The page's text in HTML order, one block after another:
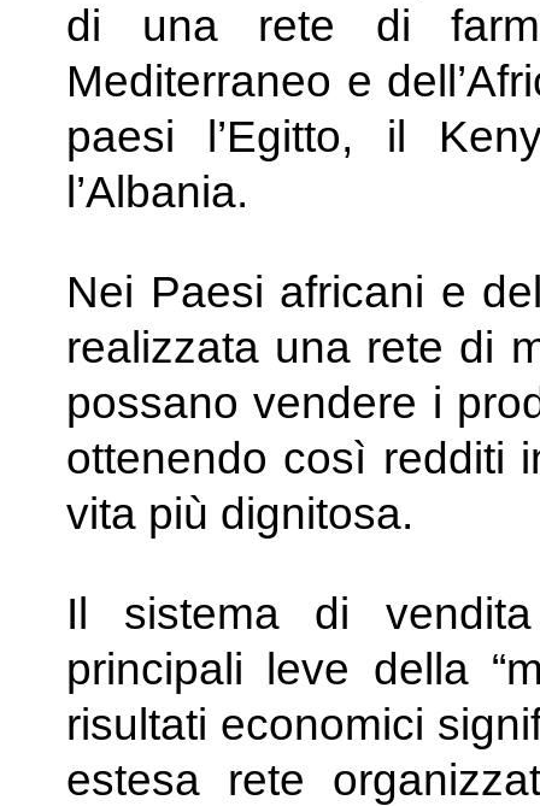
di una rete di
Mediterraneo e
paesi l’Egitto, il
l’Albania.
Nei Paesi africani e
realizzata una rete di
possano vendere i
ottenendo così redditi
vita più dignitosa.
Il sistema di
principali leve della
risultati economici
estesa rete